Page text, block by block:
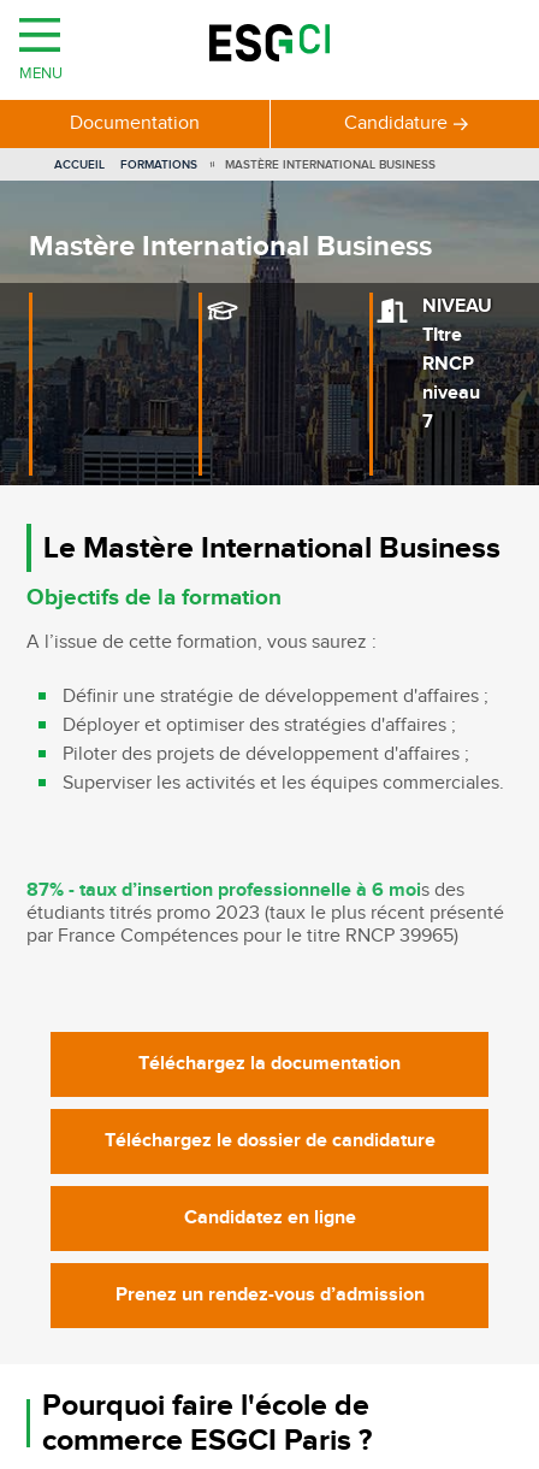
Mastère International Business
NIVEAU
TItre
RNCP
niveau
7
Le Mastère International Business
Objectifs de la formation
A l’issue de cette formation, vous saurez :
Définir une stratégie de développement d'affaires ;
Déployer et optimiser des stratégies d'affaires ;
Piloter des projets de développement d'affaires ;
Superviser les activités et les équipes commerciales.
87% - taux d’insertion professionnelle à 6 mois des
étudiants titrés promo 2023 (taux le plus récent présenté
par France Compétences pour le titre RNCP 39965)
Téléchargez la documentation
Téléchargez le dossier de candidature
Candidatez en ligne
Prenez un rendez-vous d’admission
Pourquoi faire l'école de
commerce ESGCI Paris ?
MENU
Documentation Candidature
VOUS
ÊTES
ACCUEIL FORMATIONS MASTÈRE INTERNATIONAL BUSINESS